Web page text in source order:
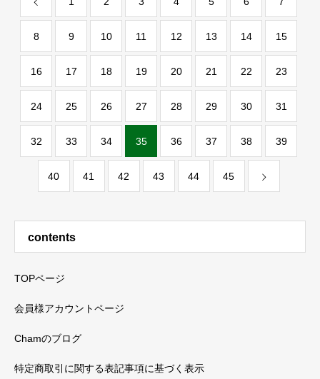
8 9 10 11 12 13 14 15
16 17 18 19 20 21 22 23
24 25 26 27 28 29 30 31
32 33 34 35 36 37 38 39
40 41 42 43 44 45
contents
TOPページ
会員様アカウントページ
Chamのブログ
特定商取引に関する表記事項に基づく表示